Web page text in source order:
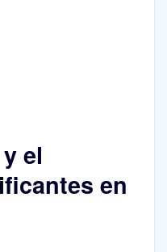
el
en